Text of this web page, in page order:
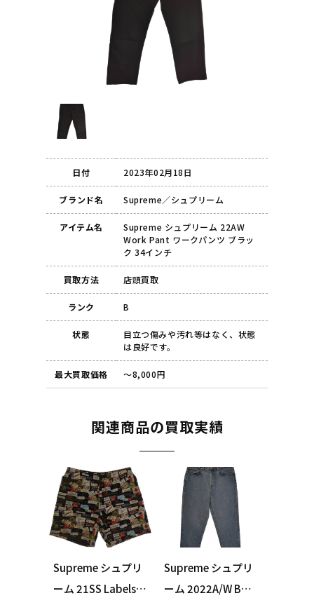
日付 2023年02月18日
ブランド名 Supreme／シュプリーム
アイテム名
Supreme シュプリーム 22AW
Work Pant ワークパンツ ブラッ
ク 34インチ
買取方法 店頭買取
ランク B
状態
目立つ傷みや汚れ等はなく、状態
は良好です。
最大買取価格 ～8,000円
関連商品の買取実績
Supreme シュプリ
ーム 21SS Labels P
Supreme シュプリ
ーム 2022A/W Bag